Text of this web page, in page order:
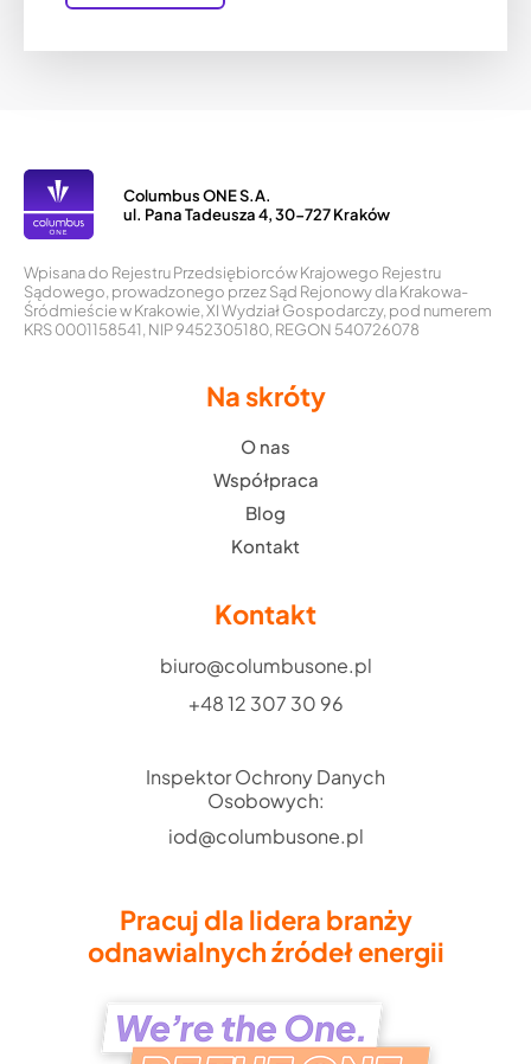
Columbus ONE S.A.
ul. Pana Tadeusza 4, 30-727 Kraków
Wpisana do Rejestru Przedsiębiorców Krajowego Rejestru
Sądowego, prowadzonego przez Sąd Rejonowy dla Krakowa-
Śródmieście w Krakowie, XI Wydział Gospodarczy, pod numerem
KRS 0001158541, NIP 9452305180, REGON 540726078
Na skróty
O nas
Współpraca
Blog
Kontakt
Kontakt
biuro@columbusone.pl
+48 12 307 30 96
Inspektor Ochrony Danych
Osobowych:
iod@columbusone.pl
Pracuj dla lidera branży
odnawialnych źródeł energii